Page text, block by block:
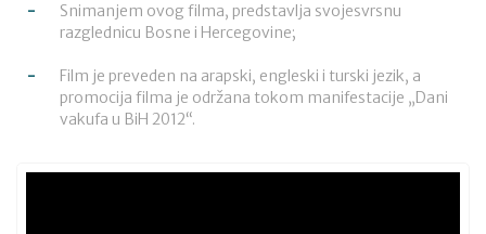
Snimanjem ovog filma, predstavlja svojesvrsnu
razglednicu Bosne i Hercegovine;
Film je preveden na arapski, engleski i turski jezik, a
promocija filma je održana tokom manifestacije „Dani
vakufa u BiH 2012“.